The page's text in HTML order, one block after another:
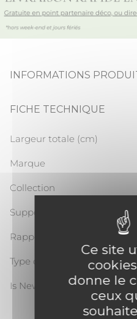
INFORMATIONS
FICHE TECHNIQUE
Largeur totale (cm)
Marque
Collection
Support
Rapport Vertical
Type de raccord
Is New
Ce site
donne le
ceux